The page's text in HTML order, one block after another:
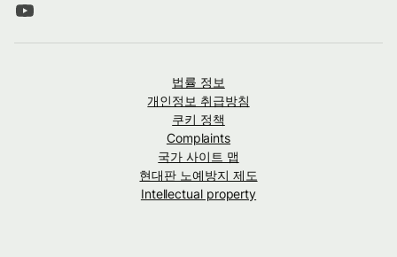
법률 정보
개인정보 취급방침
쿠키 정책
Complaints
국가 사이트 맵
현대판 노예방지 제도
Intellectual property